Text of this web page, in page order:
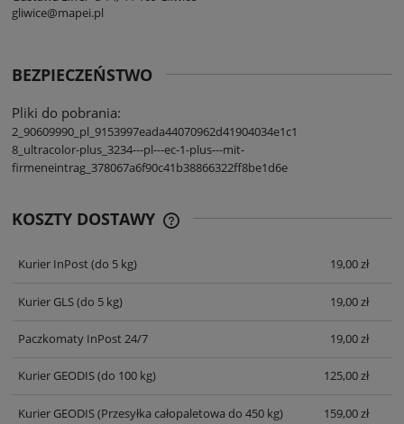
gliwice@mapei.pl
BEZPIECZEŃSTWO
Pliki do pobrania:
2_90609990_pl_9153997eada44070962d41904034e1c1
8_ultracolor-plus_3234---pl---ec-1-plus---mit-
firmeneintrag_378067a6f90c41b38866322ff8be1d6e
KOSZTY DOSTAWY
Kurier InPost(do 5 kg) 19,00 zł
Kurier GLS(do 5 kg) 19,00 zł
Paczkomaty InPost 24/7 19,00 zł
Kurier GEODIS(do 100 kg) 125,00 zł
Kurier GEODIS(Przesyłka całopaletowa do 450 kg) 159,00 zł